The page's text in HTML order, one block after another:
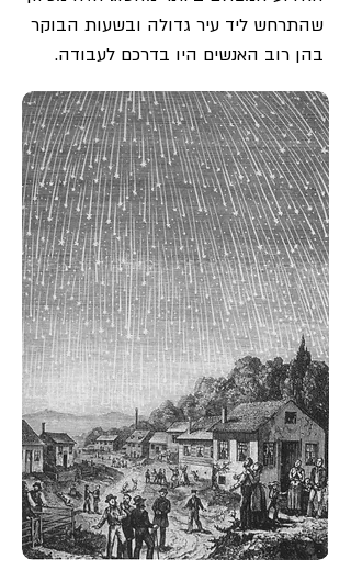
שהתרחש ליד עיר גדולה ובשעות הבוקר
בהן רוב האנשים היו בדרכם לעבודה.